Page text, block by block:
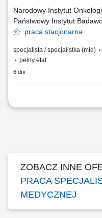
Narodowy Instytut
Państwowy Instytut
praca stacjonarna
specjalista / specjalistka (mid)
pełny etat
6 dni
Do zadań na ww. stanowisku
ZOBACZ INNE
PRACA
MEDYCZNEJ